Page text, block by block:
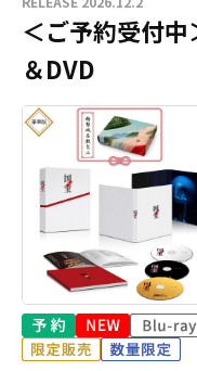
＜ご予約受付
＆DVD